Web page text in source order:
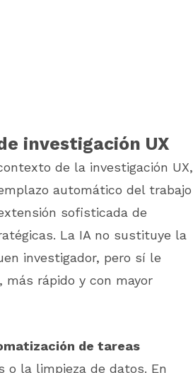
investigación UX
de la investigación UX,
automático del trabajo
sofisticada de
La IA no sustituye la
investigador, pero sí le
más rápido y con mayor
de tareas
o la limpieza de datos. En